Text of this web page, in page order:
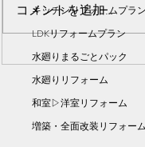
上益城郡美里町｜
コメントを追加…
キッチンリフォームプラン
LDKリフォームプラン
水廻りまるごとパック
水廻りリフォーム
和室▷洋室リフォーム
増築・全面改装リフォーム